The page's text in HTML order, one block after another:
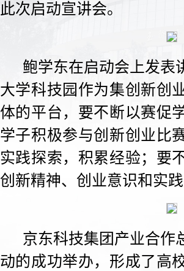
此次启动宣讲会。
鲍学东在启动会上发表
大学科技园作为集创新创
体的平台，要不断以赛促
学子积极参与创新创业比
实践探索，积累经验；要
创新精神、创业意识和实
京东科技集团产业合作
动的成功举办，形成了高